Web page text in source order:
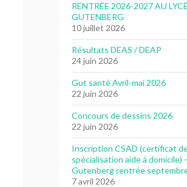
RENTRÉE 2026-2027 AU
GUTENBERG
10 juillet 2026
Résultats DEAS / DEAP
24 juin 2026
Gut santé Avril-mai 2026
22 juin 2026
Concours de dessins 2026
22 juin 2026
Inscription CSAD (certificat
spécialisation aide à domicile)
Gutenberg rentrée
7 avril 2026